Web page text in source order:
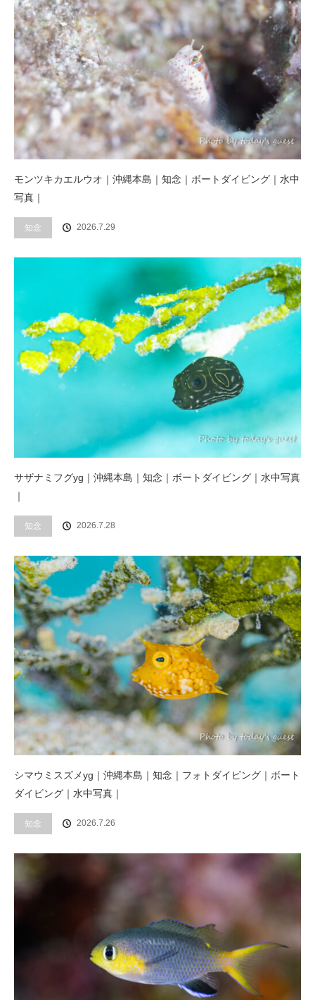
モンツキカエルウオ｜沖縄本島｜知念｜ボートダイビング｜水中
写真｜
知念 2026.7.29
サザナミフグyg｜沖縄本島｜知念｜ボートダイビング｜水中写真
｜
知念 2026.7.28
シマウミスズメyg｜沖縄本島｜知念｜フォトダイビング｜ボート
ダイビング｜水中写真｜
知念 2026.7.26